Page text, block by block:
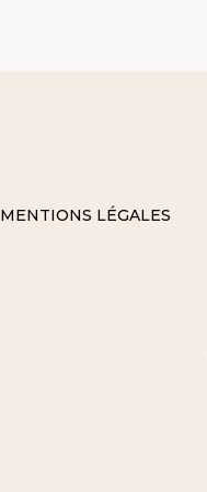
MENTIONS LÉGALES